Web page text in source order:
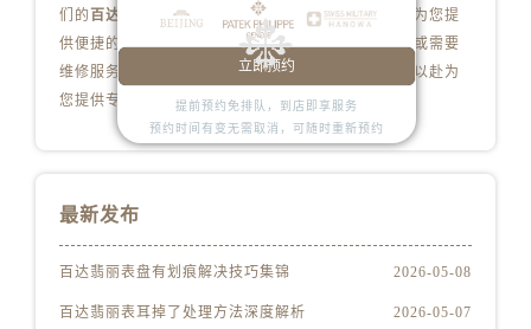
安徽省安庆市迎江区人民路百达翡丽售后服务中心（需提前预约）
们的 百达翡丽售后维修服务中心地址 遍布全国各地，为您提
供便捷的百达翡丽维修中心选择。如果您有任何问题或需要
维修服务，请随时联系我们的客服团队，我们将全力以赴为
您提供专业的百达翡丽手表维修保养服务。
最新发布
百达翡丽表盘有划痕解决技巧集锦 2026-05-08
百达翡丽表耳掉了处理方法深度解析 2026-05-07
立即预约
提前预约免排队，到店即享服务
预约时间有变无需取消，可随时重新预约